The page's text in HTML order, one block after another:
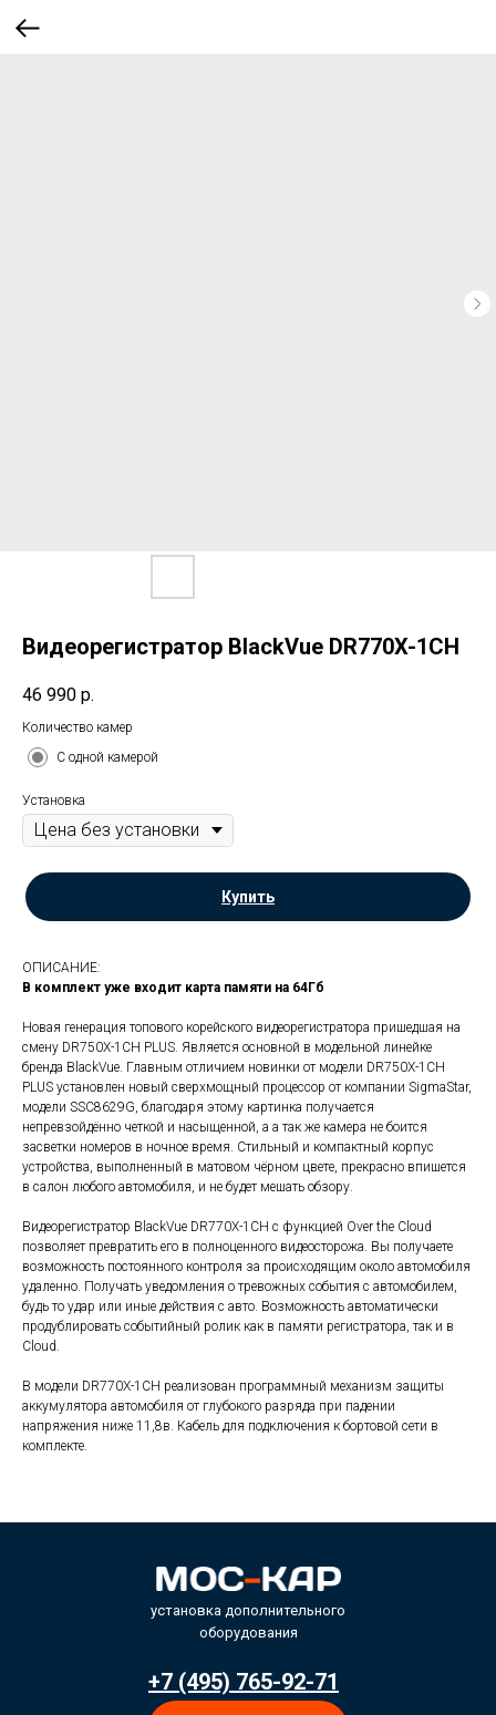
Видеорегистратор BlackVue DR770X-1CH
46 990 р.
Количество камер
С одной камерой
Установка
Купить
ОПИСАНИЕ:
В комплект уже входит карта памяти на 64Гб
Новая генерация топового корейского видеорегистратора пришедшая на
смену DR750X-1CH PLUS. Является основной в модельной линейке
бренда BlackVue. Главным отличием новинки от модели DR750X-1CH
PLUS установлен новый сверхмощный процессор от компании SigmaStar,
модели SSC8629G, благодаря этому картинка получается
непревзойдённо четкой и насыщенной, а а так же камера не боится
засветки номеров в ночное время. Стильный и компактный корпус
устройства, выполненный в матовом чёрном цвете, прекрасно впишется
в салон любого автомобиля, и не будет мешать обзору.
Видеорегистратор BlackVue DR770X-1CH с функцией Over the Cloud
позволяет превратить его в полноценного видеосторожа. Вы получаете
возможность постоянного контроля за происходящим около автомобиля
удаленно. Получать уведомления о тревожных события с автомобилем,
будь то удар или иные действия с авто. Возможность автоматически
продублировать событийный ролик как в памяти регистратора, так и в
Cloud.
В модели DR770X-1CH реализован программный механизм защиты
аккумулятора автомобиля от глубокого разряда при падении
напряжения ниже 11,8в. Кабель для подключения к бортовой сети в
комплекте.
+7 (495) 765-92-71
установка дополнительного
оборудования